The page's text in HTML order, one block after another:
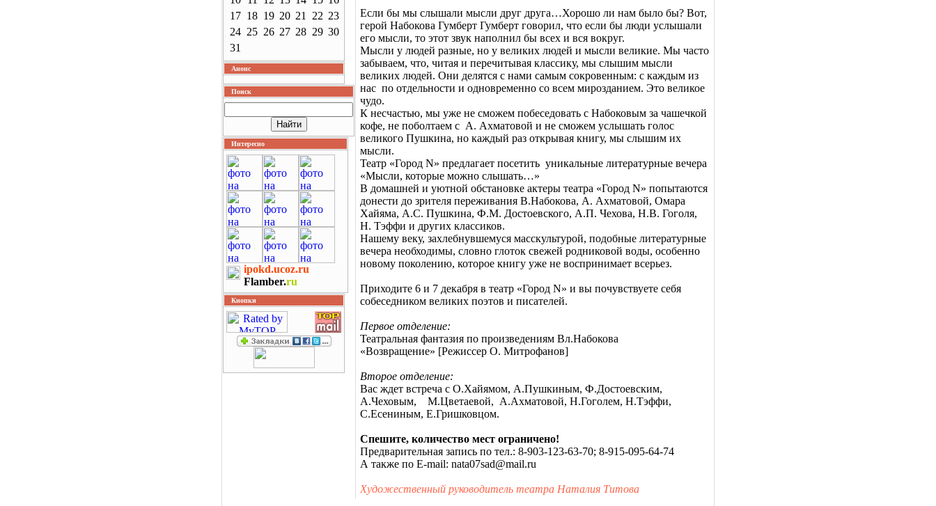
17 18 19 20 21 22 23
24 25 26 27 28 29 30
31
Анонс
Поиск
Интересно
ipokd.ucoz.ru
Flamber.ru
Кнопки
Если бы мы слышали мысли друг друга…Хорошо ли нам было бы? Вот,
герой Набокова Гумберт Гумберт говорил, что если бы люди услышали
его мысли, то этот звук наполнил бы всех и вся вокруг.
Мысли у людей разные, но у великих людей и мысли великие. Мы часто
забываем, что, читая и перечитывая классику, мы слышим мысли
великих людей. Они делятся с нами самым сокровенным: с каждым из
нас по отдельности и одновременно со всем мирозданием. Это великое
чудо.
К несчастью, мы уже не сможем побеседовать с Набоковым за чашечкой
кофе, не поболтаем с А. Ахматовой и не сможем услышать голос
великого Пушкина, но каждый раз открывая книгу, мы слышим их
мысли.
Театр «Город N» предлагает посетить уникальные литературные вечера
«Мысли, которые можно слышать…»
В домашней и уютной обстановке актеры театра «Город N» попытаются
донести до зрителя переживания В.Набокова, А. Ахматовой, Омара
Хайяма, А.С. Пушкина, Ф.М. Достоевского, А.П. Чехова, Н.В. Гоголя,
Н. Тэффи и других классиков.
Нашему веку, захлебнувшемуся масскультурой, подобные литературные
вечера необходимы, словно глоток свежей родниковой воды, особенно
новому поколению, которое книгу уже не воспринимает всерьез.
Приходите 6 и 7 декабря в театр «Город N» и вы почувствуете себя
собеседником великих поэтов и писателей.
Первое отделение:
Театральная фантазия по произведениям Вл.Набокова
«Возвращение» [Режиссер О. Митрофанов]
Второе отделение:
Вас ждет встреча с О.Хайямом, А.Пушкиным, Ф.Достоевским,
А.Чеховым, М.Цветаевой, А.Ахматовой, Н.Гоголем, Н.Тэффи,
С.Есениным, Е.Гришковцом.
Спешите, количество мест ограничено!
Предварительная запись по тел.: 8-903-123-63-70; 8-915-095-64-74
А также по E-mail: nata07sad@mail.ru
Художественный руководитель театра Наталия Титова